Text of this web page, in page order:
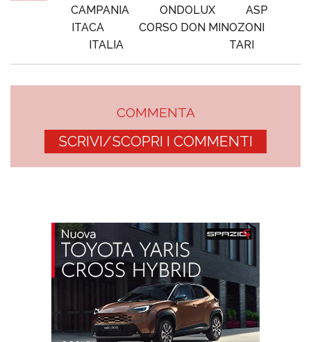
CAMPANIA
ONDOLUX
ASP
ITACA
CORSO DON MINOZONI
ITALIA
TARI
COMMENTA
SCRIVI/SCOPRI I COMMENTI